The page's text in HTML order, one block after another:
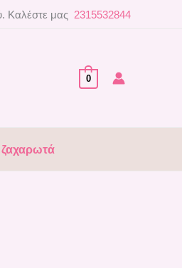
Καλέστε μας 2315532844
0